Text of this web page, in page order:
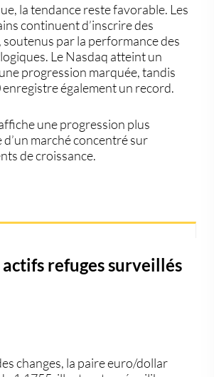
la tendance reste favorable. Les
continuent d’inscrire des
soutenus par la performance des
LeNasdaq atteint un
progression marquée, tandis
enregistre également un record.
une progression plus
d’un marché concentré sur
de croissance.
refuges surveillés
changes, la paire euro/dollar